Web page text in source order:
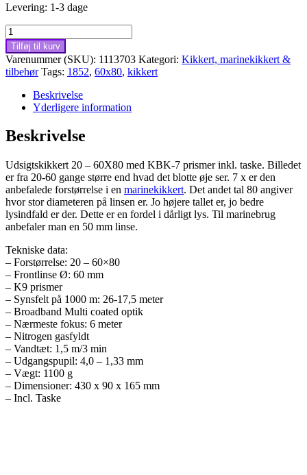
Levering: 1-3 dage
Udsigtskikkert
20
–
60X80
med
KBK-
prismer
inkl.
taske
Tilføj til kurv
Varenummer (SKU): 1113703 Kategori: Kikkert, marinekikkert &
tilbehør Tags: 1852, 60x80, kikkert
Beskrivelse
Yderligere information
Beskrivelse
Udsigtskikkert 20 – 60X80 med KBK-7 prismer inkl. taske. Billedet
er fra 20-60 gange større end hvad det blotte øje ser. 7 x er den
anbefalede forstørrelse i en marinekikkert. Det andet tal 80 angiver
hvor stor diameteren på linsen er. Jo højere tallet er, jo bedre
lysindfald er der. Dette er en fordel i dårligt lys. Til marinebrug
anbefaler man en 50 mm linse.
Tekniske data:
– Forstørrelse: 20 – 60×80
– Frontlinse Ø: 60 mm
– K9 prismer
– Synsfelt på 1000 m: 26-17,5 meter
– Broadband Multi coated optik
– Nærmeste fokus: 6 meter
– Nitrogen gasfyldt
– Vandtæt: 1,5 m/3 min
– Udgangspupil: 4,0 – 1,33 mm
– Vægt: 1100 g
– Dimensioner: 430 x 90 x 165 mm
– Incl. Taske